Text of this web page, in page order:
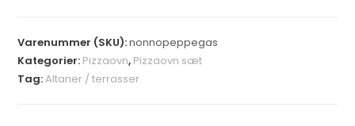
o
u
r
Varenummer (SKU):nonnopeppegas
Kategorier: Pizzaovn, Pizzaovn sæt
Tag:Altaner / terrasser